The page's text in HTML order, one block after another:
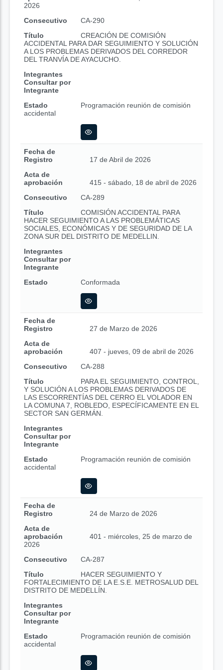
2026
Consecutivo
CA-290
Título
CREACIÓN DE COMISIÓN
ACCIDENTAL PARA DAR SEGUIMIENTO Y SOLUCIÓN
A LOS PROBLEMAS DERIVADOS DEL CORREDOR
DEL TRANVÍA DE AYACUCHO.
Integrantes
Consultar por
Integrante
Estado
Programación reunión de comisión
accidental
Fecha de
Registro
17 de Abril de 2026
Acta de
aprobación
415 - sábado, 18 de abril de 2026
Consecutivo
CA-289
Título
COMISIÓN ACCIDENTAL PARA
HACER SEGUIMIENTO A LAS PROBLEMÁTICAS
SOCIALES, ECONÓMICAS Y DE SEGURIDAD DE LA
ZONA SUR DEL DISTRITO DE MEDELLIN.
Integrantes
Consultar por
Integrante
Estado
Conformada
Fecha de
Registro
27 de Marzo de 2026
Acta de
aprobación
407 - jueves, 09 de abril de 2026
Consecutivo
CA-288
Título
PARA EL SEGUIMIENTO, CONTROL,
Y SOLUCIÓN A LOS PROBLEMAS DERIVADOS DE
LAS ESCORRENTÍAS DEL CERRO EL VOLADOR EN
LA COMUNA 7, ROBLEDO, ESPECÍFICAMENTE EN EL
SECTOR SAN GERMÁN.
Integrantes
Consultar por
Integrante
Estado
Programación reunión de comisión
accidental
Fecha de
Registro
24 de Marzo de 2026
Acta de
aprobación
401 - miércoles, 25 de marzo de
2026
Consecutivo
CA-287
Título
HACER SEGUIMIENTO Y
FORTALECIMIENTO DE LA E.S.E. METROSALUD DEL
DISTRITO DE MEDELLÍN.
Integrantes
Consultar por
Integrante
Estado
Programación reunión de comisión
accidental